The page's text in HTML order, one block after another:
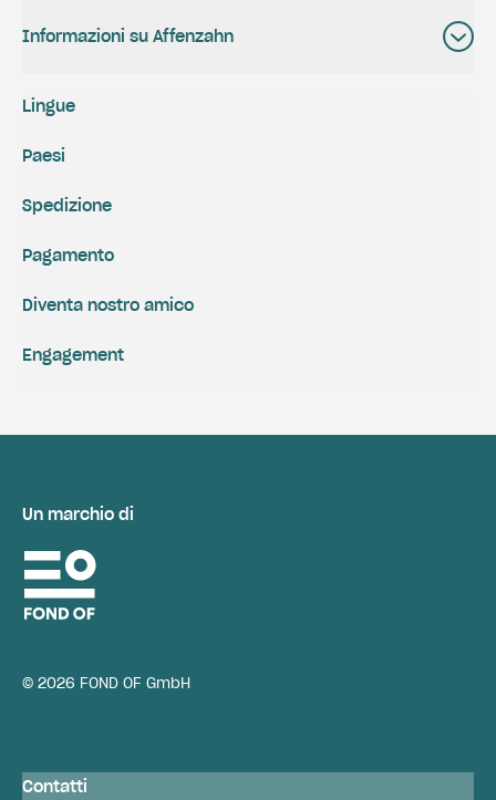
Informazioni su Affenzahn
Spedizione
Pagamento
Engagement
Diventa nostro amico
Lingue
Paesi
Un marchio di
© 2026 FOND OF GmbH
Contatti